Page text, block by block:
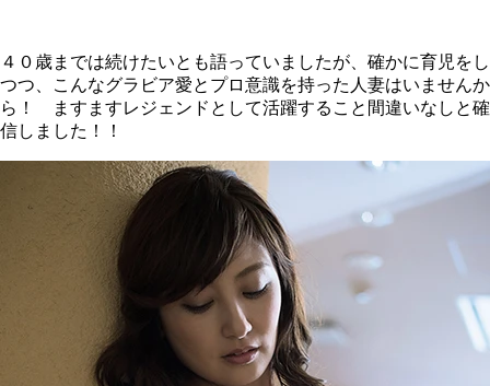
４０歳までは続けたいとも語っていましたが、確かに育児をし
つつ、こんなグラビア愛とプロ意識を持った人妻はいませんか
ら！ ますますレジェンドとして活躍すること間違いなしと確
信しました！！